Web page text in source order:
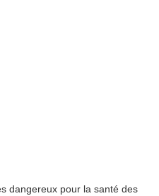
dangereux pour la santé des